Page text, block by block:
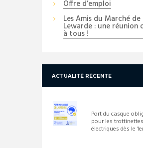
Offre d’emploi
Les Amis du Marché de
Lewarde : une réunion
à tous !
ACTUALITÉ RÉCENTE
Port du casque
pour les trottinettes
électriques dès le